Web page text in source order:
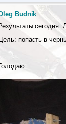
Budnik
Результаты сегодня:
Цель: попасть в
Голодаю...